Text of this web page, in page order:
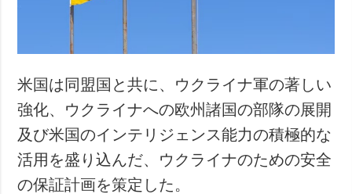
米国は同盟国と共に、ウクライナ軍の著しい
強化、ウクライナへの欧州諸国の部隊の展開
及び米国のインテリジェンス能力の積極的な
活用を盛り込んだ、ウクライナのための安全
の保証計画を策定した。